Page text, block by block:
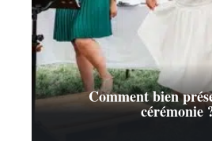
Comment bien
cérémonie